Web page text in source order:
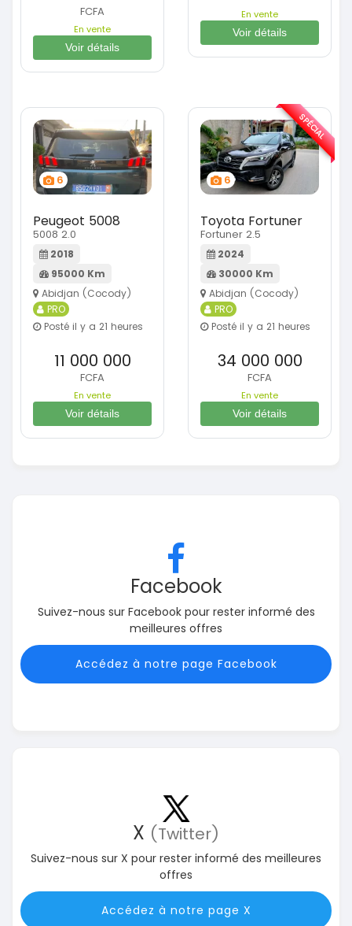
FCFA
En vente
Voir détails
En vente
Voir détails
6
Peugeot 5008
5008 2.0
2018
95000 Km
Abidjan (Cocody)
PRO
Posté il y a 21 heures
11 000 000
FCFA
En vente
Voir détails
6
Toyota Fortuner
Fortuner 2.5
2024
30000 Km
Abidjan (Cocody)
PRO
Posté il y a 21 heures
34 000 000
FCFA
En vente
Voir détails
SPÉCIAL
Facebook
Suivez-nous sur Facebook pour rester informé des
meilleures offres
Accédez à notre page Facebook
X (Twitter)
Suivez-nous sur X pour rester informé des meilleures
offres
Accédez à notre page X